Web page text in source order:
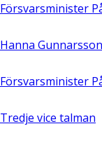
Försvarsminister
Hanna Gunnarsson
Försvarsminister
Tredje vice talman